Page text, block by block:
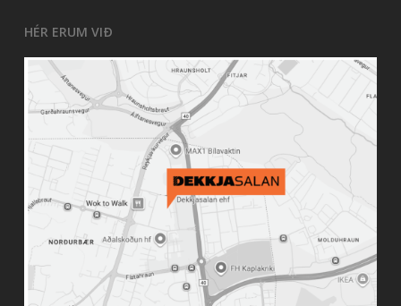
HÉR ERUM VIÐ